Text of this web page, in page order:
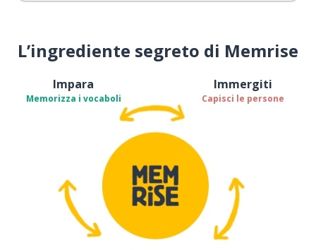
L’ingrediente segreto di Memrise
Impara
Memorizza i vocaboli
Immergiti
Capisci le persone